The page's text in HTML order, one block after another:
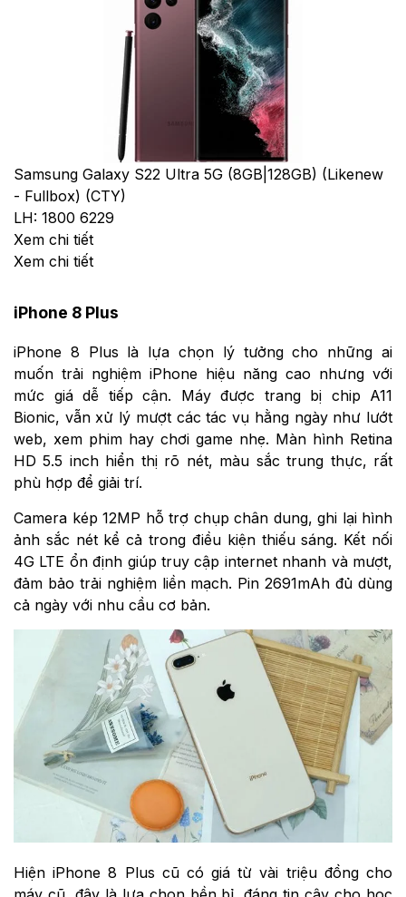
Samsung Galaxy S22 Ultra 5G (8GB|128GB) (Likenew
- Fullbox) (CTY)
LH: 1800 6229
Xem chi tiết
Xem chi tiết
iPhone 8 Plus
iPhone 8 Plus là lựa chọn lý tưởng cho những ai
muốn trải nghiệm iPhone hiệu năng cao nhưng với
mức giá dễ tiếp cận. Máy được trang bị chip A11
Bionic, vẫn xử lý mượt các tác vụ hằng ngày như lướt
web, xem phim hay chơi game nhẹ. Màn hình Retina
HD 5.5 inch hiển thị rõ nét, màu sắc trung thực, rất
phù hợp để giải trí.
Camera kép 12MP hỗ trợ chụp chân dung, ghi lại hình
ảnh sắc nét kể cả trong điều kiện thiếu sáng. Kết nối
4G LTE ổn định giúp truy cập internet nhanh và mượt,
đảm bảo trải nghiệm liền mạch. Pin 2691mAh đủ dùng
cả ngày với nhu cầu cơ bản.
Hiện iPhone 8 Plus cũ có giá từ vài triệu đồng cho